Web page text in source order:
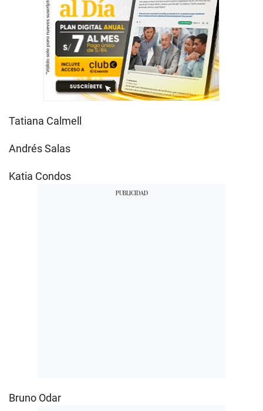
Tatiana Calmell
Andrés Salas
Katia Condos
Bruno Odar